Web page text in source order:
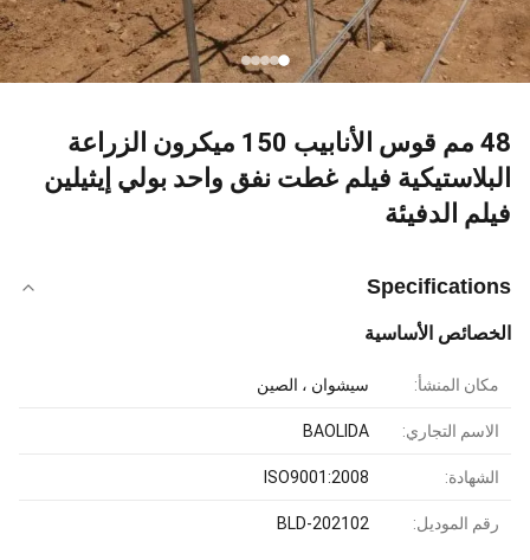
48 مم قوس الأنابيب 150 ميكرون الزراعة
البلاستيكية فيلم غطت نفق واحد بولي إيثيلين
فيلم الدفيئة
Specifications
الخصائص الأساسية
مكان المنشأ: سيشوان ، الصين
الاسم التجاري: BAOLIDA
الشهادة: ISO9001:2008
رقم الموديل: BLD-202102